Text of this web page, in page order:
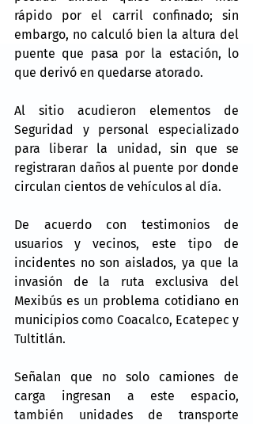
rápido por el carril confinado; sin
embargo, no calculó bien la altura del
puente que pasa por la estación, lo
que derivó en quedarse atorado.
Al sitio acudieron elementos de
Seguridad y personal especializado
para liberar la unidad, sin que se
registraran daños al puente por donde
circulan cientos de vehículos al día.
De acuerdo con testimonios de
usuarios y vecinos, este tipo de
incidentes no son aislados, ya que la
invasión de la ruta exclusiva del
Mexibús es un problema cotidiano en
municipios como Coacalco, Ecatepec y
Tultitlán.
Señalan que no solo camiones de
carga ingresan a este espacio,
también unidades de transporte